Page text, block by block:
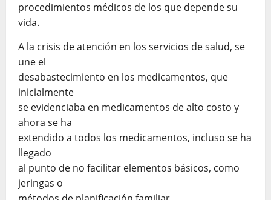
procedimientos médicos de los que depende su
vida.
A la crisis de atención en los servicios de salud, se
une el
desabastecimiento en los medicamentos, que
inicialmente
se evidenciaba en medicamentos de alto costo y
ahora se ha
extendido a todos los medicamentos, incluso se ha
llegado
al punto de no facilitar elementos básicos, como
jeringas o